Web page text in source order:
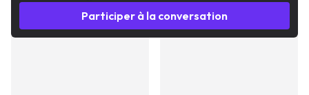
Participer à la conversation